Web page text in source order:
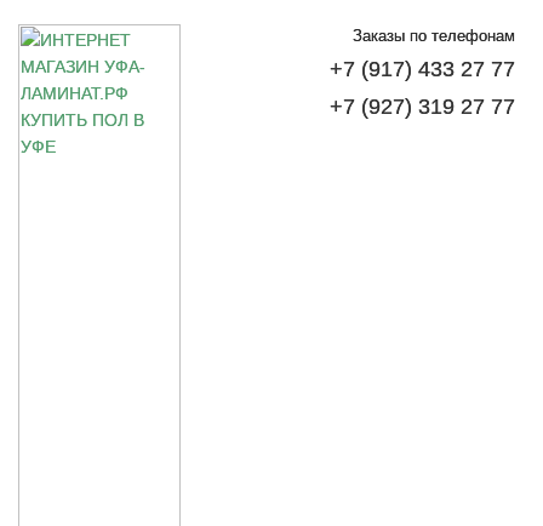
Заказы по телефонам
+7 (917) 433 27 77
+7 (927) 319 27 77